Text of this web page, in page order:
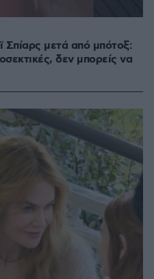
Σπίαρς μετά από μπότοξ:
δεν μπορείς να